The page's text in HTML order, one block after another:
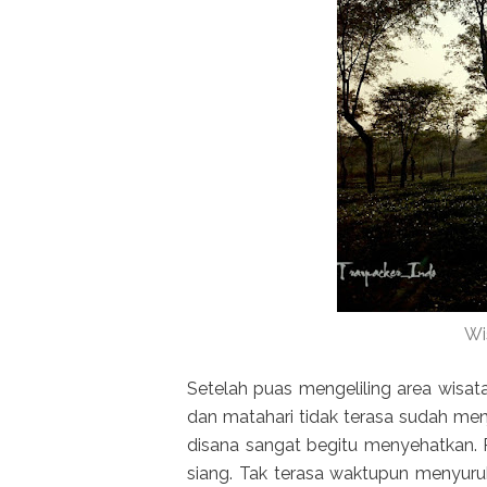
Setelah puas mengeliling area
dan matahari tidak terasa sudah
disana sangat begitu
siang. Tak terasa waktupun